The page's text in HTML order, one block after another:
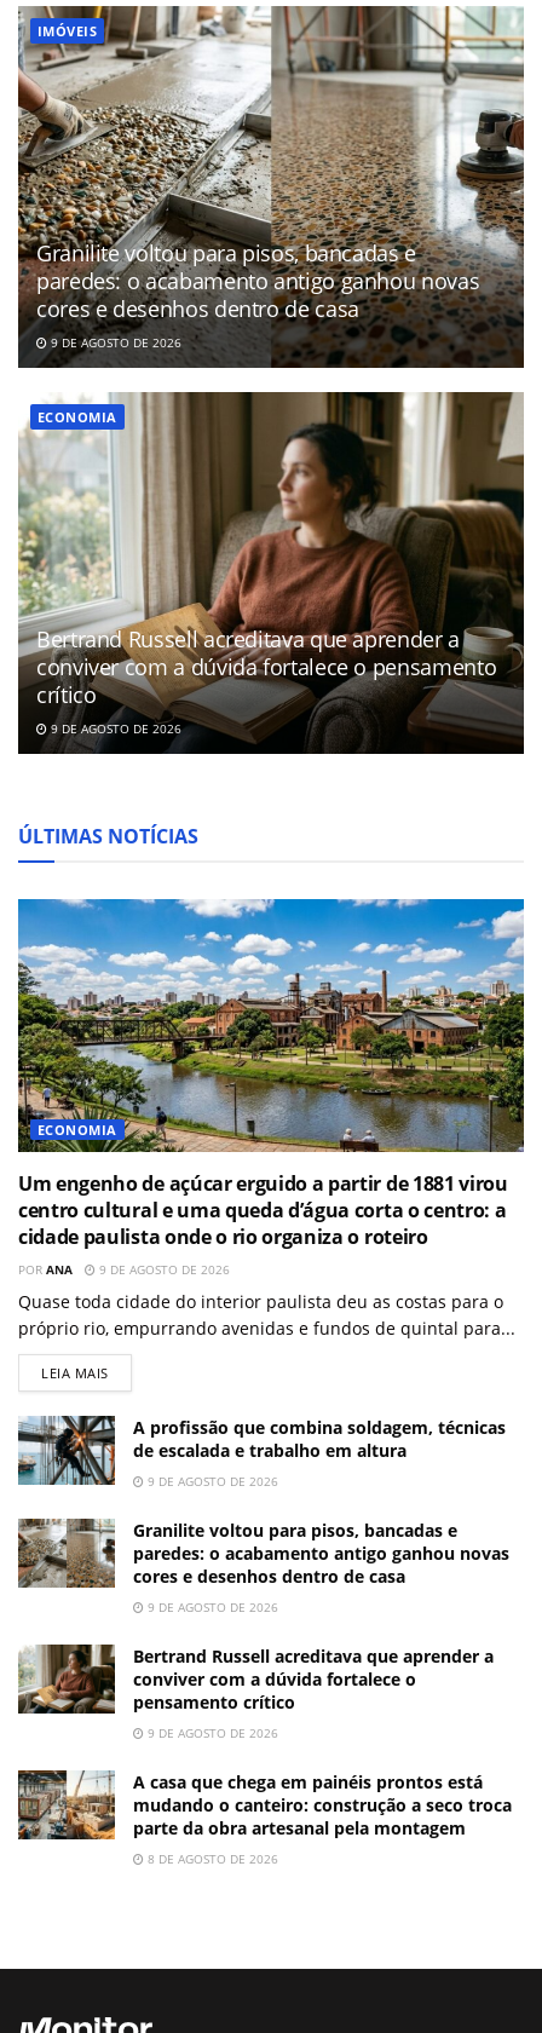
IMÓVEIS
Granilite voltou para pisos, bancadas e
paredes: o acabamento antigo ganhou novas
cores e desenhos dentro de casa
9 DE AGOSTO DE 2026
ECONOMIA
Bertrand Russell acreditava que aprender a
conviver com a dúvida fortalece o pensamento
crítico
9 DE AGOSTO DE 2026
ÚLTIMAS NOTÍCIAS
ECONOMIA
Um engenho de açúcar erguido a partir de 1881 virou
centro cultural e uma queda d’água corta o centro: a
cidade paulista onde o rio organiza o roteiro
POR ANA 9 DE AGOSTO DE 2026
Quase toda cidade do interior paulista deu as costas para o
próprio rio, empurrando avenidas e fundos de quintal para...
LEIA MAIS
A profissão que combina soldagem, técnicas
de escalada e trabalho em altura
9 DE AGOSTO DE 2026
Granilite voltou para pisos, bancadas e
paredes: o acabamento antigo ganhou novas
cores e desenhos dentro de casa
9 DE AGOSTO DE 2026
Bertrand Russell acreditava que aprender a
conviver com a dúvida fortalece o
pensamento crítico
9 DE AGOSTO DE 2026
A casa que chega em painéis prontos está
mudando o canteiro: construção a seco troca
parte da obra artesanal pela montagem
8 DE AGOSTO DE 2026